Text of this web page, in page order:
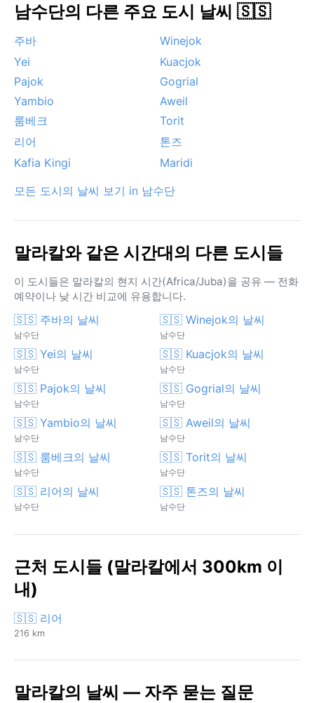
남수단의 다른 주요 도시 날씨 🇸🇸
주바
Winejok
Yei
Kuacjok
Pajok
Gogrial
Yambio
Aweil
룸베크
Torit
리어
톤즈
Kafia Kingi
Maridi
모든 도시의 날씨 보기 in 남수단
말라칼와 같은 시간대의 다른 도시들
이 도시들은 말라칼의 현지 시간(Africa/Juba)을 공유 — 전화
예약이나 낮 시간 비교에 유용합니다.
🇸🇸 주바의 날씨
남수단
🇸🇸 Winejok의 날씨
남수단
🇸🇸 Yei의 날씨
남수단
🇸🇸 Kuacjok의 날씨
남수단
🇸🇸 Pajok의 날씨
남수단
🇸🇸 Gogrial의 날씨
남수단
🇸🇸 Yambio의 날씨
남수단
🇸🇸 Aweil의 날씨
남수단
🇸🇸 룸베크의 날씨
남수단
🇸🇸 Torit의 날씨
남수단
🇸🇸 리어의 날씨
남수단
🇸🇸 톤즈의 날씨
남수단
근처 도시들 (말라칼에서 300km 이
내)
🇸🇸 리어
216 km
말라칼의 날씨 — 자주 묻는 질문